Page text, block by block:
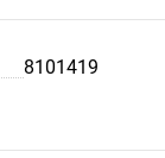
8101419